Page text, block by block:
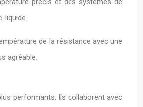
précis et des systèmes de
liquide.
de la résistance avec une
agréable.
performants. Ils collaborent avec